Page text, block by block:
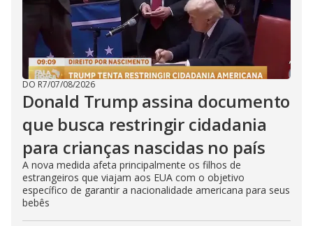
DO R7/07/08/2026
Donald Trump assina documento
que busca restringir cidadania
para crianças nascidas no país
A nova medida afeta principalmente os filhos de
estrangeiros que viajam aos EUA com o objetivo
específico de garantir a nacionalidade americana para seus
bebês